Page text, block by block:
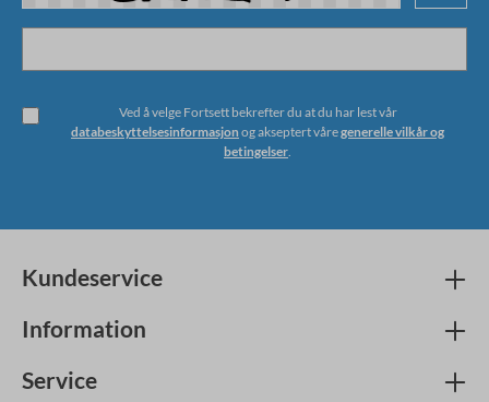
Ved å velge Fortsett bekrefter du at du har lest vår
databeskyttelsesinformasjon og akseptert våregenerelle vilkår og
betingelser.
Kundeservice
Information
Service